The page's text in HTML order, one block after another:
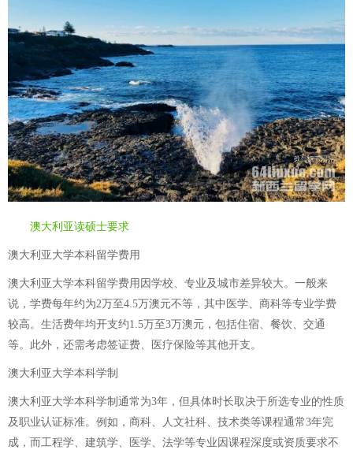
澳大利亚读硕士要求
澳大利亚大学本科留学费用
澳大利亚大学本科留学费用因学校、专业及城市差异较大。一般来
说，学费每年约为2万至4.5万澳元不等，其中医学、商科等专业学费
较高。生活费年均开支约1.5万至3万澳元，包括住宿、餐饮、交通
等。此外，还需考虑签证费、医疗保险等其他开支。
澳大利亚大学本科学制
澳大利亚大学本科学制通常为3年，但具体时长取决于所选专业的性质
及职业认证标准。例如，商科、人文社科、技术类等课程通常3年完
成，而工程学、建筑学、医学、法学等专业因课程深度或资质要求不